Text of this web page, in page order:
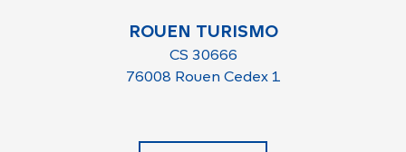
ROUEN TURISMO
CS 30666
76008 Rouen Cedex 1